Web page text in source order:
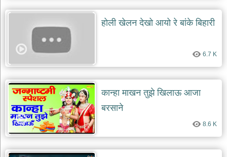
होली खेलन देखो आयो रे बांके बिहारी
6.7 K
कान्हा माखन तुझे खिलाऊ आजा
बरसाने
8.6 K